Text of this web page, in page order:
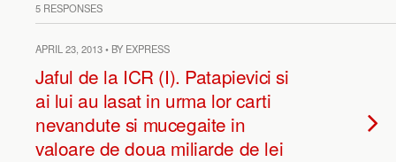
5 RESPONSES
APRIL 23, 2013 • BY EXPRESS
Jaful de la ICR (I). Patapievici si
ai lui au lasat in urma lor carti
nevandute si mucegaite in
valoare de doua miliarde de lei